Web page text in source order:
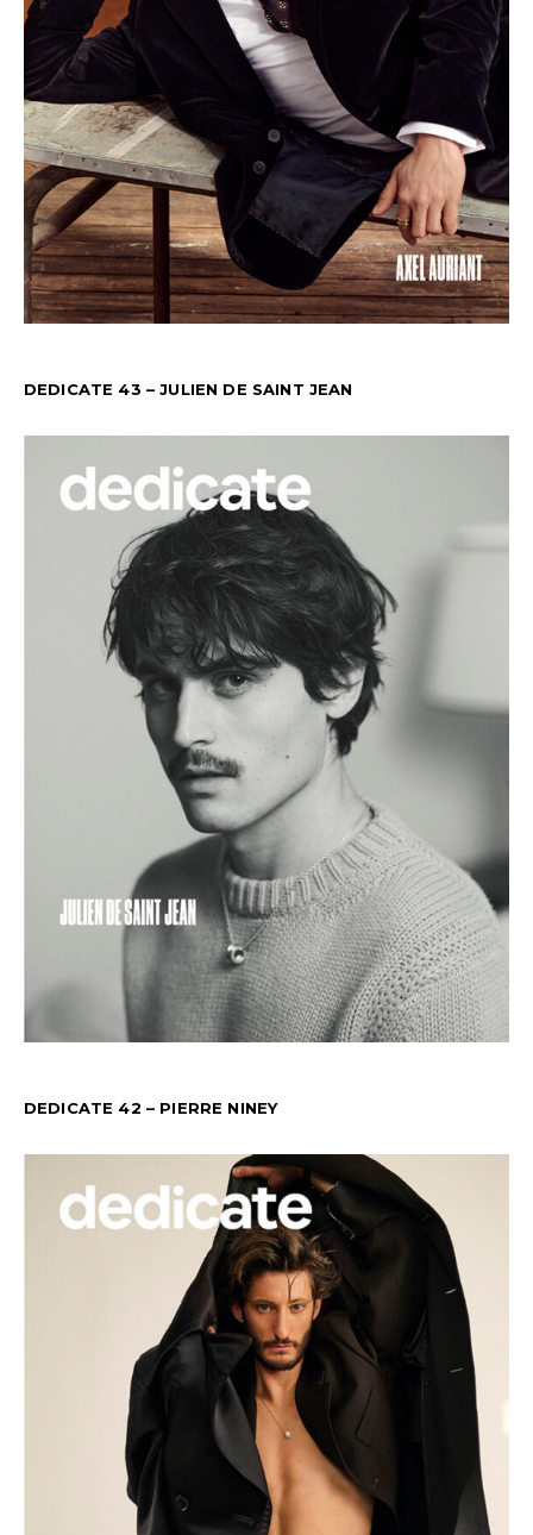
DEDICATE 43 – JULIEN DE SAINT JEAN
DEDICATE 42 – PIERRE NINEY